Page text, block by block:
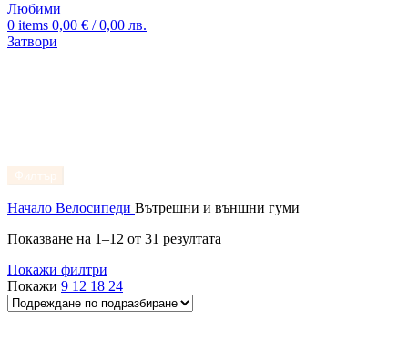
Любими
0 items 0,00 € / 0,00 лв.
Затвори
Начало Велосипеди Вътрешни и външни гуми
Показване на 1–12 от 31 резултата
Покажи филтри
Покажи 9 12 18 24